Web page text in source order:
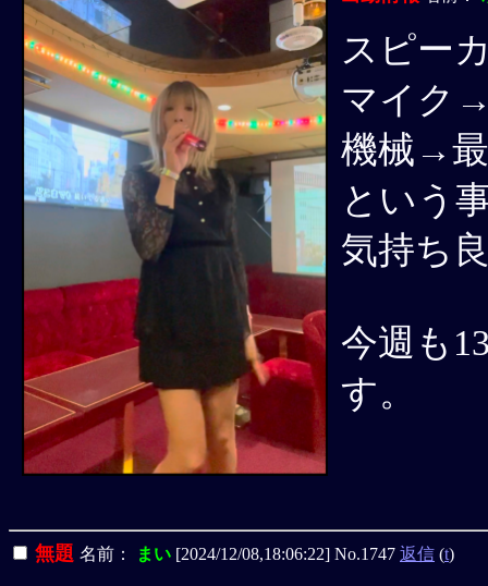
スピー
マイク
機械→
という
気持ち
今週も
す。
無題 名前： まい [2024/12/08,18:06:22] No.1747 返信 (t)